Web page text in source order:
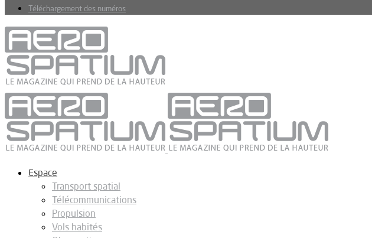
Téléchargement des numéros
Espace
Transport spatial
Télécommunications
Propulsion
Vols habités